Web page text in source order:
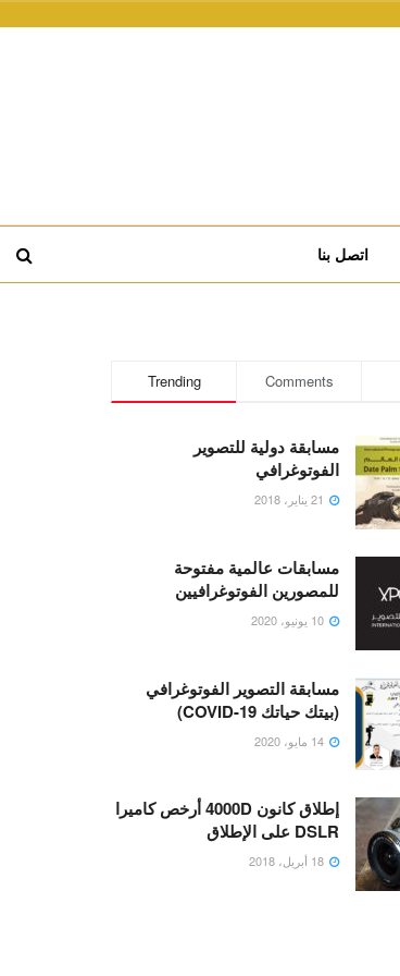
اتصل بنا
Trending Comments
مسابقة دولية للتصوير
الفوتوغرافي
مسابقات عالمية مفتوحة
للمصورين الفوتوغرافيين
مسابقة التصوير الفوتوغرافي
(بيتك حياتك COVID-19)
إطلاق كانون 4000D أرخص كاميرا
DSLR على الإطلاق